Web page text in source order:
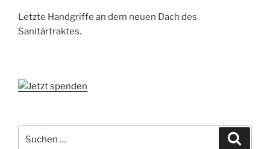
Letzte Handgriffe an dem neuen Dach des
Sanitärtraktes.
nach: